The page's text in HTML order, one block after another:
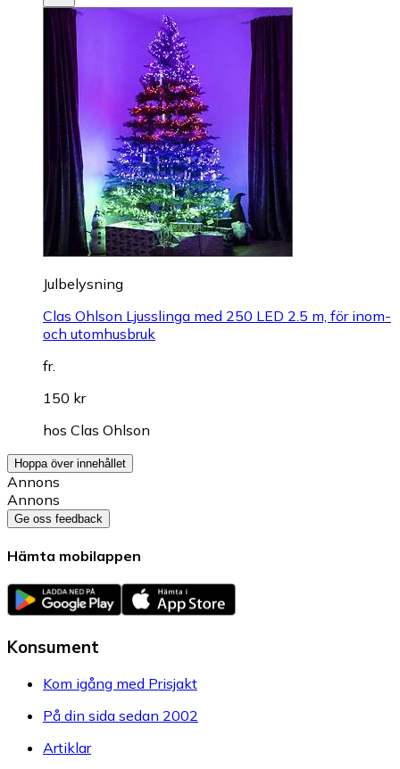
Julbelysning
Clas Ohlson Ljusslinga med 250 LED 2.5 m, för inom-
och utomhusbruk
fr.
150 kr
hos Clas Ohlson
Hoppa över innehållet
Annons
Annons
Ge oss feedback
Hämta mobilappen
Konsument
Kom igång med Prisjakt
På din sida sedan 2002
Artiklar